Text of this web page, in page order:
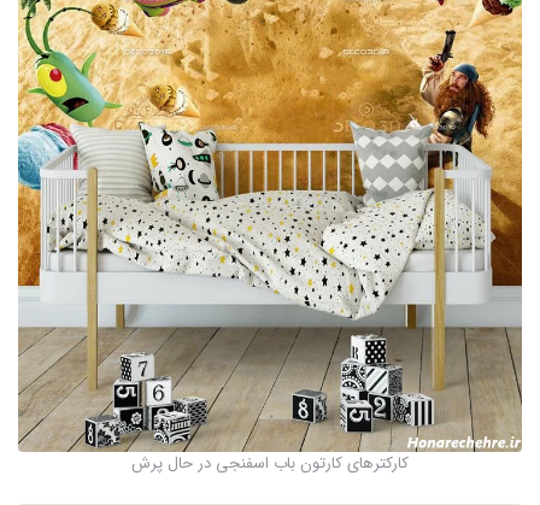
کارکترهای کارتون باب اسفنجی در حال پرش